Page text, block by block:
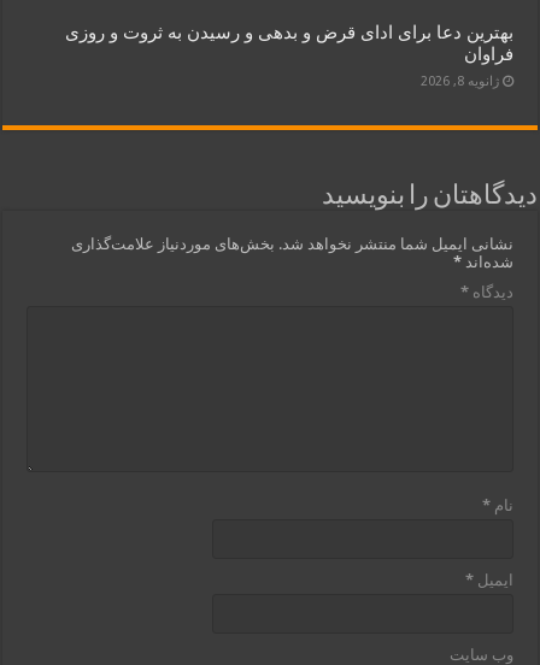
بهترین دعا برای ادای قرض و بدهی و رسیدن به ثروت و روزی
فراوان
ژانویه 8, 2026
دیدگاهتان را بنویسید
نشانی ایمیل شما منتشر نخواهد شد. بخش‌های موردنیاز علامت‌گذاری
شده‌اند*
دیدگاه*
نام*
ایمیل*
وب‌ سایت